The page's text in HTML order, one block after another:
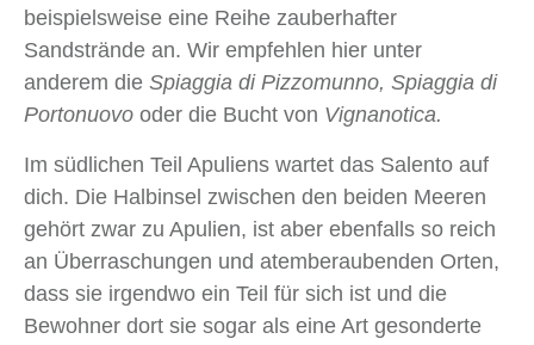
beispielsweise eine Reihe zauberhafter
Sandstrände an. Wir empfehlen hier unter
anderem die Spiaggia di Pizzomunno, Spiaggia di
Portonuovo oder die Bucht von Vignanotica.
Im südlichen Teil Apuliens wartet das Salento auf
dich. Die Halbinsel zwischen den beiden Meeren
gehört zwar zu Apulien, ist aber ebenfalls so reich
an Überraschungen und atemberaubenden Orten,
dass sie irgendwo ein Teil für sich ist und die
Bewohner dort sie sogar als eine Art gesonderte